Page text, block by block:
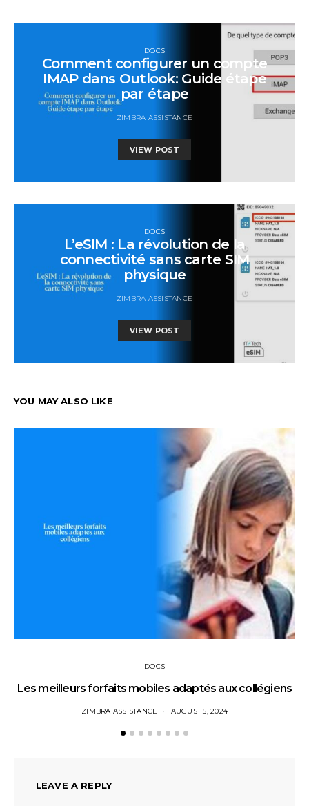
DOCS
Comment configurer un compte
IMAP dans Outlook: Guide étape
par étape
ZIMBRA ASSISTANCE
VIEW POST
DOCS
L’eSIM : La révolution de la
connectivité sans carte SIM
physique
ZIMBRA ASSISTANCE
VIEW POST
YOU MAY ALSO LIKE
DOCS
Les meilleurs forfaits mobiles adaptés aux collégiens
ZIMBRA ASSISTANCE AUGUST 5, 2024
LEAVE A REPLY